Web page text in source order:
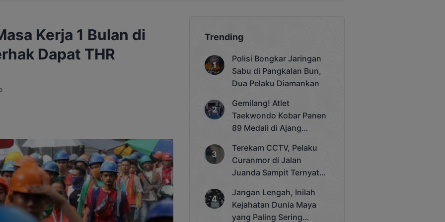
Kerja 1 Bulan di
Dapat THR
Trending
Polisi Bongkar Jaringan
Sabu di Pangkalan Bun,
Dua Pelaku Diamankan
Gemilang! Atlet
Taekwondo Kobar Panen
89 Medali di Ajang
Cup 2025
Terekam CCTV, Pelaku
Curanmor di Jalan
Juanda Sampit Ternyata
Jangan Lengah, Inilah
Kejahatan Dunia Maya
yang Paling Sering